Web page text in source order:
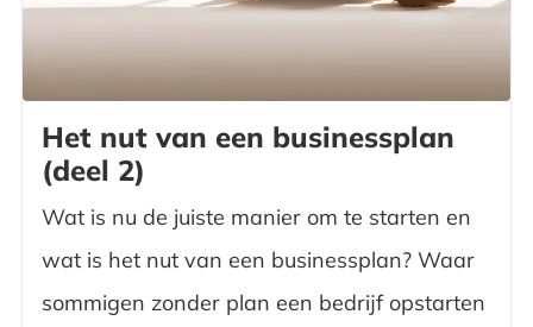
Het nut van een businessplan
(deel 2)
Wat is nu de juiste manier om te starten en
wat is het nut van een businessplan? Waar
sommigen zonder plan een bedrijf opstarten